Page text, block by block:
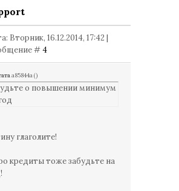
Вторник, 16.12.2014, 17:42 |
#4
a85844a()
о повышении минимум
глаголите!
кредиты тоже забудьте на